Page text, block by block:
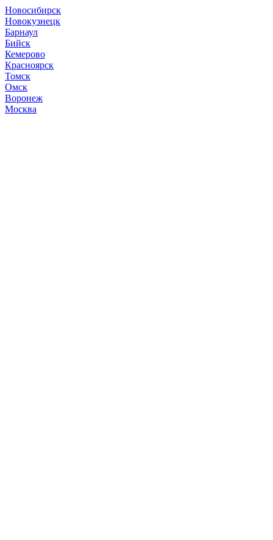
Новосибирск
Новокузнецк
Барнаул
Бийск
Кемерово
Красноярск
Томск
Омск
Воронеж
Москва